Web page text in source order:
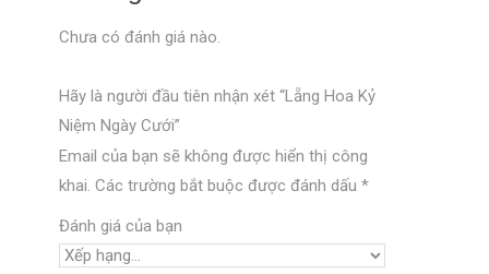
Chưa có đánh giá nào.
Hãy là người đầu tiên nhận xét “Lẵng Hoa Kỷ
Niệm Ngày Cưới”
Email của bạn sẽ không được hiển thị công
khai. Các trường bắt buộc được đánh dấu *
Đánh giá của bạn